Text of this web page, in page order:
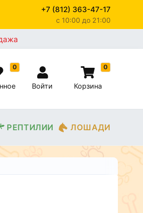
+7 (812) 363-47-17
c 10:00 до 21:00
0
Войти
0
Корзина
РЕПТИЛИИ ЛОШАДИ